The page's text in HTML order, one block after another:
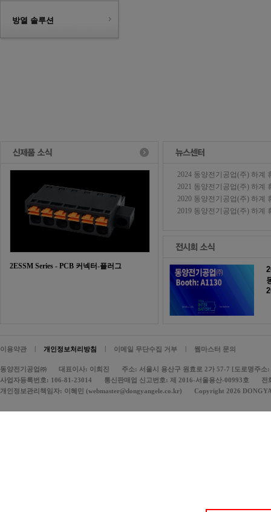
방열 솔루션
2ESSM Series - PCB 커넥터-플러그
2024 동양전기공업(주) 하계
2021 동양전기공업(주) 하계
2020 동양전기공업(주) 하계
2019 동양전기공업(주) 하계
이용약관 개인정보처리방침 이메일 무단수집 거부 웹마스터 문의
동양전기공업㈜ 대표이사: 이희진
주소: 서울시 용산구 원효로 2가 57-7 [도로명주
사업자등록번호: 106-81-23014
통신판매업 신고번호: 제 2016-서울용산-00993호
전
개인정보관리책임자: 이혜민 (webmaster@dongyangele.co.kr)
Copyright 2026